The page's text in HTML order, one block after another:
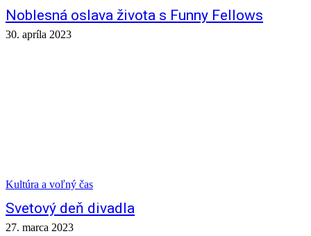
Noblesná oslava života s Funny Fellows
30. apríla 2023
Kultúra a voľný čas
Svetový deň divadla
27. marca 2023